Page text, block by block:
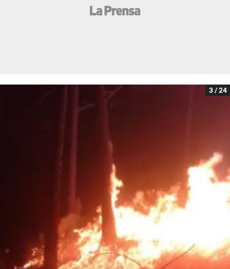
3 / 24